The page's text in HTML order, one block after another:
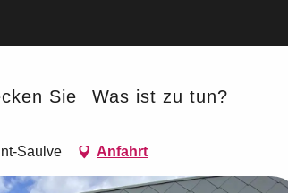
Sie Was ist zu tun?
Saulve Anfahrt